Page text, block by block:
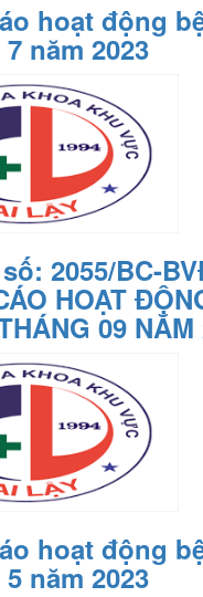
hoạt động
năm 2023
2055/BC-
HOẠT
09 NĂM
hoạt động
năm 2023